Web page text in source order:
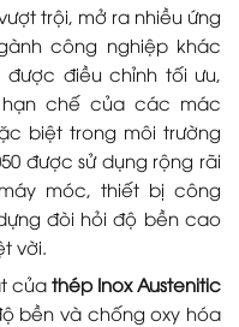
trội, mở ra nhiều ứng
công nghiệp khác
điều chỉnh tối ưu,
hạn chế của các mác
biệt trong môi trường
được sử dụng rộng rãi
móc, thiết bị công
đòi hỏi độ bền cao
vời.
củathép Inox Austenitic
bền và chống oxy hóa